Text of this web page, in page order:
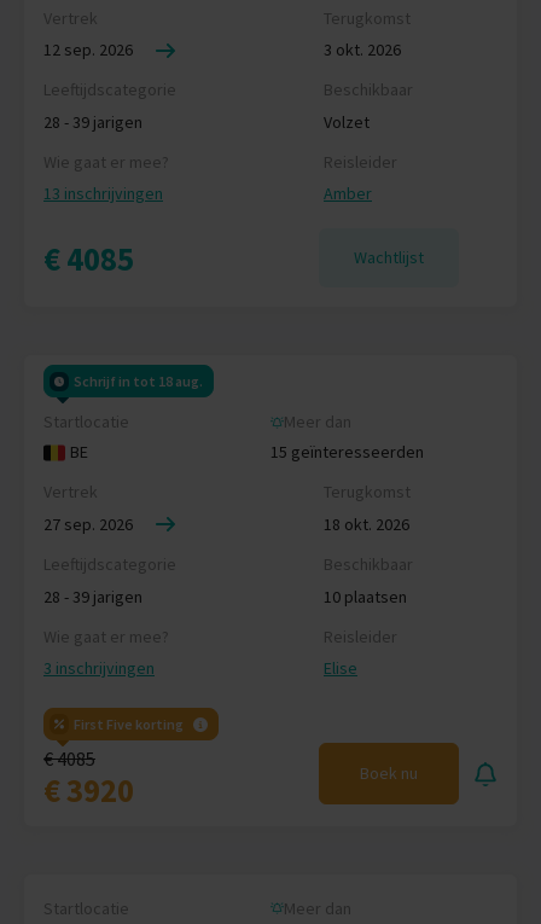
Vertrek
12 sep. 2026
Terugkomst
3 okt. 2026
Leeftijdscategorie
28 - 39 jarigen
Beschikbaar
Volzet
Wie gaat er mee?
13 inschrijvingen
Reisleider
Amber
€ 4085 Wachtlijst
Schrijf in tot 18 aug.
Startlocatie
BE
Meer dan
15 geïnteresseerden
Vertrek
27 sep. 2026
Terugkomst
18 okt. 2026
Leeftijdscategorie
28 - 39 jarigen
Beschikbaar
10 plaatsen
Wie gaat er mee?
3 inschrijvingen
Reisleider
Elise
First Five korting
€ 4085
€ 3920 Boek nu
Startlocatie
Meer dan